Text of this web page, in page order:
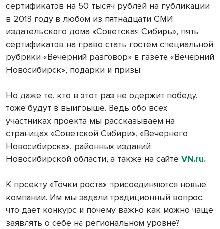
сертификатов на 50 тысяч рублей на публикации
в 2018 году в любом из пятнадцати СМИ
издательского дома «Советская Сибирь», пять
сертификатов на право стать гостем специальной
рубрики «Вечерний разговор» в газете «Вечерний
Новосибирск», подарки и призы.
Но даже те, кто в этот раз не одержит победу,
тоже будут в выигрыше. Ведь обо всех
участниках проекта мы рассказываем на
страницах «Советской Сибири», «Вечернего
Новосибирска», районных изданий
Новосибирской области, а также на сайте VN.ru.
К проекту «Точки роста» присоединяются новые
компании. Им мы задали традиционный вопрос:
что дает конкурс и почему важно как можно чаще
заявлять о себе на региональном уровне?